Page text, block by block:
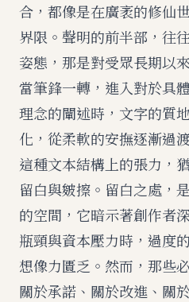
合，都像是在廣袤的修仙
界限。聲明的前半部，往
姿態，那是對受眾長期以
當筆鋒一轉，進入對於具
理念的闡述時，文字的質
化，從柔軟的安撫逐漸過
這種文本結構上的張力，
留白與皴擦。留白之處，
的空間，它暗示著創作者
瓶頸與資本壓力時，過度
想像力匱乏。然而，那些
關於承諾、關於改進、關